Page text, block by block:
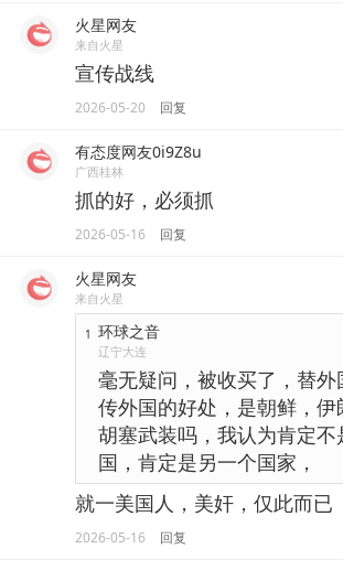
火星网友
来自火星
宣传战线
2026-05-20 回复
有态度网友0i9Z8u
广西桂林
抓的好，必须抓
2026-05-16 回复
火星网友
来自火星
1 环球之音
辽宁大连
毫无疑问，被收买了，替外
传外国的好处，是朝鲜，伊
胡塞武装吗，我认为肯定不
国，肯定是另一个国家，
就一美国人，美奸，仅此而已
2026-05-16 回复